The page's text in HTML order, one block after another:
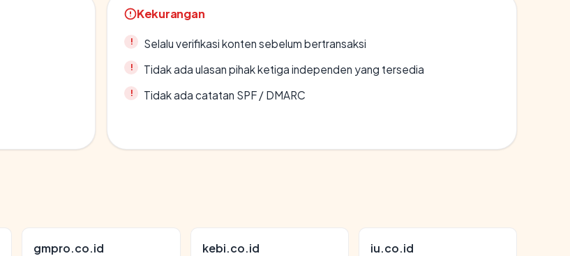
Kekurangan
Selalu verifikasi konten sebelum bertransaksi
Tidak ada ulasan pihak ketiga independen yang tersedia
Tidak ada catatan SPF / DMARC
gmpro.co.id kebi.co.id iu.co.id